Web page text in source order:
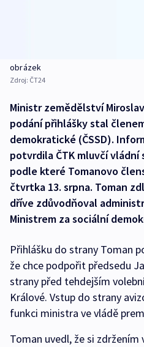
obrázek
Zdroj: ČT24
Ministr zemědělství
podání přihlášky stal
demokratické (ČSSD).
potvrdila ČTK mluvčí vládní
podle které Tomanovo
čtvrtka 13. srpna. Toman
dříve zdůvodňoval
Ministrem za sociální
Přihlášku do strany Toman
že chce podpořit předsedu
strany před tehdejším
Králové. Vstup do strany
funkci ministra ve vládě
Toman uvedl, že si zdržením